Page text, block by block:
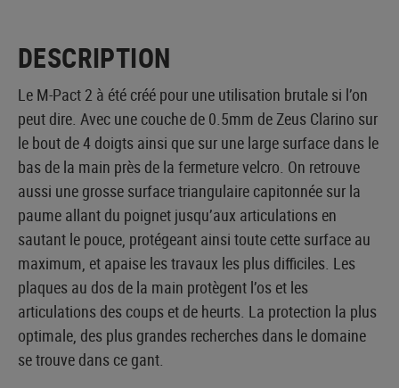
DESCRIPTION
Le M-Pact 2 à été créé pour une utilisation brutale si l’on
peut dire. Avec une couche de 0.5mm de Zeus Clarino sur
le bout de 4 doigts ainsi que sur une large surface dans le
bas de la main près de la fermeture velcro. On retrouve
aussi une grosse surface triangulaire capitonnée sur la
paume allant du poignet jusqu’aux articulations en
sautant le pouce, protégeant ainsi toute cette surface au
maximum, et apaise les travaux les plus difficiles. Les
plaques au dos de la main protègent l’os et les
articulations des coups et de heurts. La protection la plus
optimale, des plus grandes recherches dans le domaine
se trouve dans ce gant.